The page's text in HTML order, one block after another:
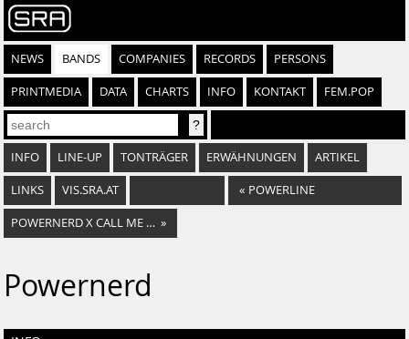
NEWS BANDS COMPANIES RECORDS PERSONS
PRINTMEDIA DATA CHARTS INFO KONTAKT FEM.POP
INFO LINE-UP TONTRÄGER ERWÄHNUNGEN ARTIKEL
LINKS VIS.SRA.AT « POWERLINE
POWERNERD X CALL ME SLEEPER »
Powernerd